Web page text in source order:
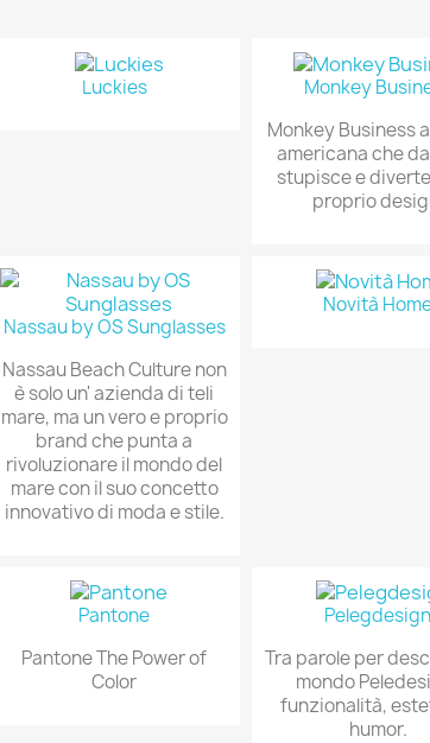
Luckies
Monkey
Monkey Business
americana che
stupisce e
proprio
Nassau by OS Sunglasses
Nassau Beach Culture non
è solo un' azienda di teli
mare, ma un vero e proprio
brand che punta a
rivoluzionare il mondo del
mare con il suo concetto
innovativo di moda e stile.
Novità
Pantone
Pantone The Power of
Color
Pelegdesign
Tra parole per
mondo
funzionalità,
humor.